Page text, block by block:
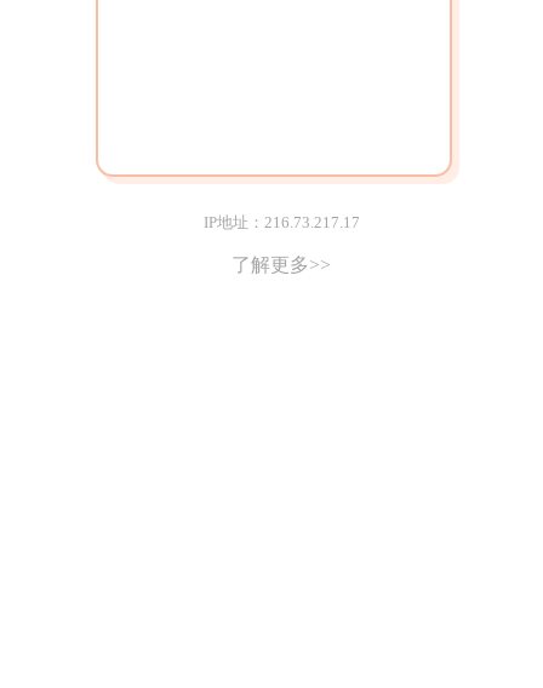
IP地址：216.73.217.17
了解更多>>